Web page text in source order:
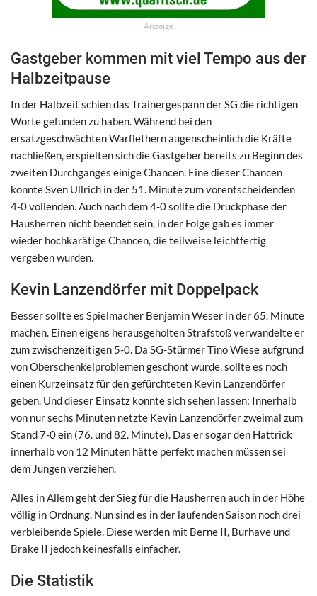
Anzeige
Gastgeber kommen mit viel Tempo aus der
Halbzeitpause
In der Halbzeit schien das Trainergespann der SG die richtigen
Worte gefunden zu haben. Während bei den
ersatzgeschwächten Warflethern augenscheinlich die Kräfte
nachließen, erspielten sich die Gastgeber bereits zu Beginn des
zweiten Durchganges einige Chancen. Eine dieser Chancen
konnte Sven Ullrich in der 51. Minute zum vorentscheidenden
4-0 vollenden. Auch nach dem 4-0 sollte die Druckphase der
Hausherren nicht beendet sein, in der Folge gab es immer
wieder hochkarätige Chancen, die teilweise leichtfertig
vergeben wurden.
Kevin Lanzendörfer mit Doppelpack
Besser sollte es Spielmacher Benjamin Weser in der 65. Minute
machen. Einen eigens herausgeholten Strafstoß verwandelte er
zum zwischenzeitigen 5-0. Da SG-Stürmer Tino Wiese aufgrund
von Oberschenkelproblemen geschont wurde, sollte es noch
einen Kurzeinsatz für den gefürchteten Kevin Lanzendörfer
geben. Und dieser Einsatz konnte sich sehen lassen: Innerhalb
von nur sechs Minuten netzte Kevin Lanzendörfer zweimal zum
Stand 7-0 ein (76. und 82. Minute). Das er sogar den Hattrick
innerhalb von 12 Minuten hätte perfekt machen müssen sei
dem Jungen verziehen.
Alles in Allem geht der Sieg für die Hausherren auch in der Höhe
völlig in Ordnung. Nun sind es in der laufenden Saison noch drei
verbleibende Spiele. Diese werden mit Berne II, Burhave und
Brake II jedoch keinesfalls einfacher.
Die Statistik